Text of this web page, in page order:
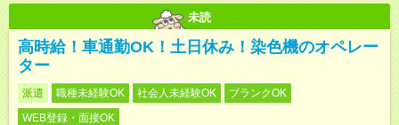
未読
高時給！車通勤OK！土日休み！染色機のオペレー
ター
派遣 職種未経験OK 社会人未経験OK
ブランクOK
WEB登録・面接OK